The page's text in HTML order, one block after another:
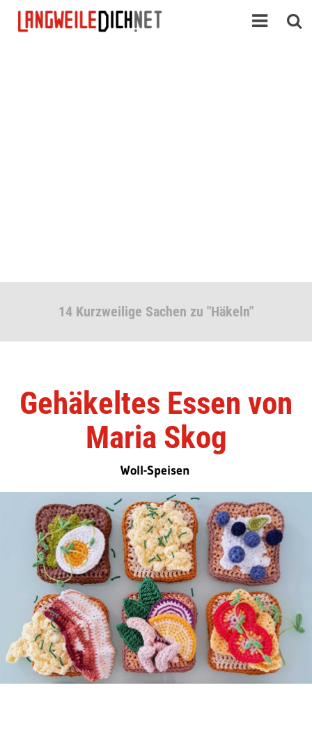
14 Kurzweilige Sachen zu "Häkeln"
Gehäkeltes Essen von
Maria Skog
Woll-Speisen